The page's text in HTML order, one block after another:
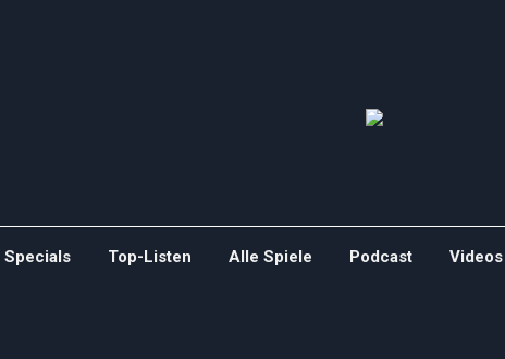
Specials Top-Listen Alle Spiele Podcast Videos